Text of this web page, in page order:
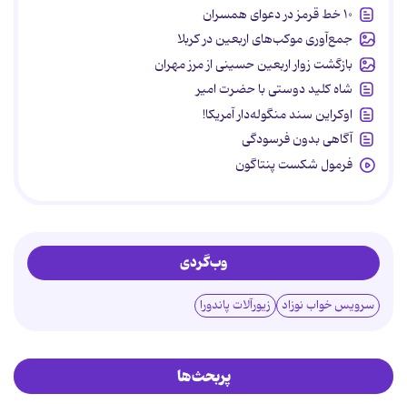
۱۰ خط قرمز در دعوای همسران
جمع‌آوری موکب‌های اربعین در کربلا
بازگشت زوار اربعین حسینی از مرز مهران
شاه کلید دوستی با حضرت امیر
اوکراین سند منگوله‌دار آمریکا!
آگاهی بدون فرسودگی
فرمول شکست پنتاگون
وب‌گردی
سرویس خواب نوزاد زیورآلات پاندورا
پربحث‌ها